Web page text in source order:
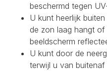
beschermd tegen
U kunt heerlijk
de zon laag hangt
beeldscherm
U kunt door de
terwijl u van